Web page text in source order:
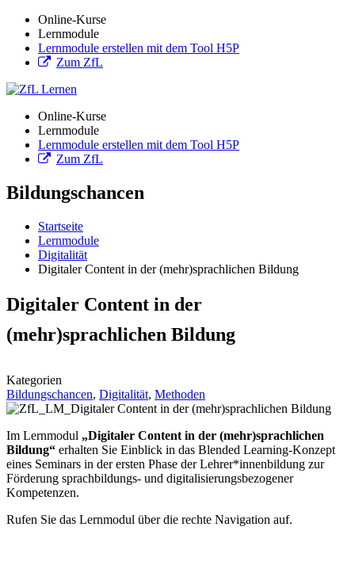
Online-Kurse
Lernmodule
Lernmodule erstellen mit dem Tool H5P
Zum ZfL
Online-Kurse
Lernmodule
Lernmodule erstellen mit dem Tool H5P
Zum ZfL
Bildungschancen
Startseite
Lernmodule
Digitalität
Digitaler Content in der (mehr)sprachlichen Bildung
Digitaler Content in der
(mehr)sprachlichen Bildung
Kategorien
Bildungschancen, Digitalität, Methoden
Im Lernmodul „Digitaler Content in der (mehr)sprachlichen
Bildung“ erhalten Sie Einblick in das Blended Learning-Konzept
eines Seminars in der ersten Phase der Lehrer*innenbildung zur
Förderung sprachbildungs- und digitalisierungsbezogener
Kompetenzen.
Rufen Sie das Lernmodul über die rechte Navigation auf.